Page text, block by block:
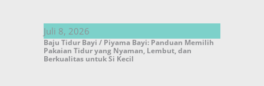
Juli 8, 2026
Baju Tidur Bayi / Piyama Bayi: Panduan Memilih
Pakaian Tidur yang Nyaman, Lembut, dan
Berkualitas untuk Si Kecil